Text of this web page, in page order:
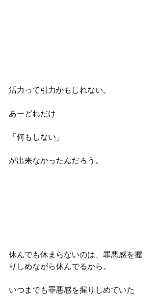
活力って引力かもしれない。
あーどれだけ
「何もしない」
が出来なかったんだろう。
休んでも休まらないのは、罪悪感を握
りしめながら休んでるから。
いつまでも罪悪感を握りしめていた